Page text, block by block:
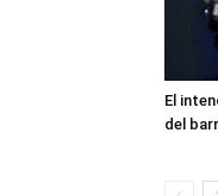
El
del